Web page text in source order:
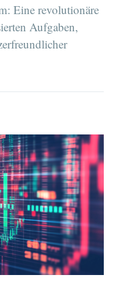
Eine revolutionäre
Aufgaben,